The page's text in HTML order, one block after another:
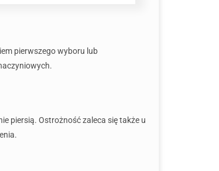
pierwszego wyboru lub
piersią. Ostrożność zaleca się także u